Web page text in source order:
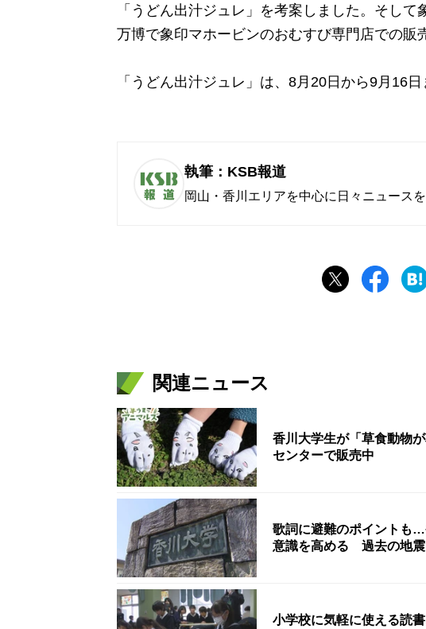
「うどん出汁ジュレ」 を考案しました。そして
万博で象印マホービンのおむすび専門店での販
「うどん出汁ジュレ」は、8月20日から9月16
執筆：KSB報道
岡山・香川エリアを中心に日々ニュース
関連ニュース
香川大学生が「草食動物
センターで販売中
歌詞に避難のポイントも
意識を高める 過去の地
小学校に気軽に使える読